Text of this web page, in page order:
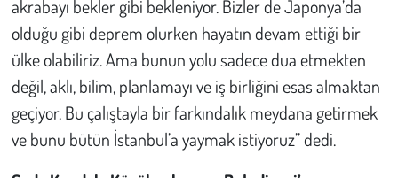
akrabayı bekler gibi bekleniyor. Bizler de Japonya’da
olduğu gibi deprem olurken hayatın devam ettiği bir
ülke olabiliriz. Ama bunun yolu sadece dua etmekten
değil, aklı, bilim, planlamayı ve iş birliğini esas almaktan
geçiyor. Bu çalıştayla bir farkındalık meydana getirmek
ve bunu bütün İstanbul’a yaymak istiyoruz’’ dedi.